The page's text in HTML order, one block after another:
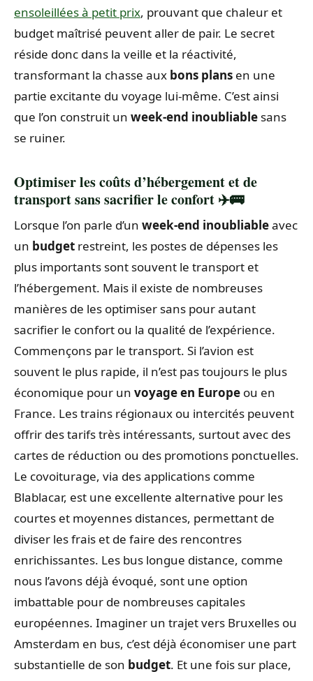
ensoleillées à petit prix, prouvant que chaleur et
budget maîtrisé peuvent aller de pair. Le secret
réside donc dans la veille et la réactivité,
transformant la chasse aux bons plans en une
partie excitante du voyage lui-même. C’est ainsi
que l’on construit un week-end inoubliable sans
se ruiner.
Optimiser les coûts d’hébergement et de
transport sans sacrifier le confort ✈️🚌
Lorsque l’on parle d’un week-end inoubliableavec
un budget restreint, les postes de dépenses les
plus importants sont souvent le transport et
l’hébergement. Mais il existe de nombreuses
manières de les optimiser sans pour autant
sacrifier le confort ou la qualité de l’expérience.
Commençons par le transport. Si l’avion est
souvent le plus rapide, il n’est pas toujours le plus
économique pour un voyage en Europe ou en
France. Les trains régionaux ou intercités peuvent
offrir des tarifs très intéressants, surtout avec des
cartes de réduction ou des promotions ponctuelles.
Le covoiturage, via des applications comme
Blablacar, est une excellente alternative pour les
courtes et moyennes distances, permettant de
diviser les frais et de faire des rencontres
enrichissantes. Les bus longue distance, comme
nous l’avons déjà évoqué, sont une option
imbattable pour de nombreuses capitales
européennes. Imaginer un trajet vers Bruxelles ou
Amsterdam en bus, c’est déjà économiser une part
substantielle de son budget. Et une fois sur place,